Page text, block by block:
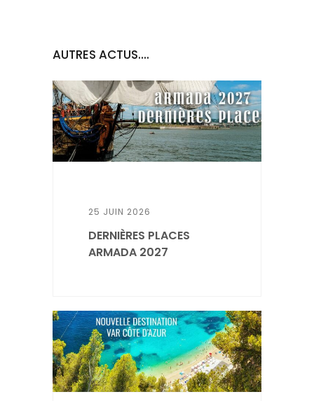
AUTRES ACTUS....
25 JUIN 2026
DERNIÈRES PLACES
ARMADA 2027